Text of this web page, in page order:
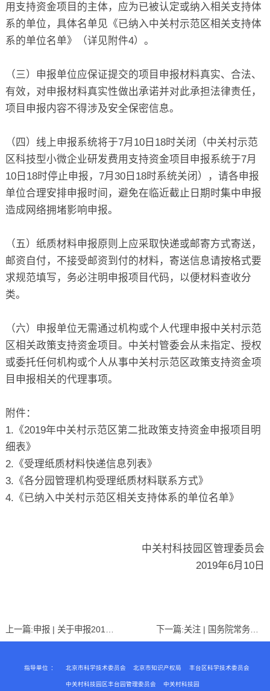
用支持资金项目的主体，应为已被认定或纳入相关支持体
系的单位，具体名单见《已纳入中关村示范区相关支持体
系的单位名单》（详见附件4）。
（三）申报单位应保证提交的项目申报材料真实、合法、
有效，对申报材料真实性做出承诺并对此承担法律责任，
项目申报内容不得涉及安全保密信息。
（四）线上申报系统将于7月10日18时关闭（中关村示范
区科技型小微企业研发费用支持资金项目申报系统于7月
10日18时停止申报，7月30日18时系统关闭），请各申报
单位合理安排申报时间，避免在临近截止日期时集中申报
造成网络拥堵影响申报。
（五）纸质材料申报原则上应采取快递或邮寄方式寄送，
邮资自付，不接受邮资到付的材料，寄送信息请按格式要
求规范填写，务必注明申报项目代码，以便材料查收分
类。
（六）申报单位无需通过机构或个人代理申报中关村示范
区相关政策支持资金项目。中关村管委会从未指定、授权
或委托任何机构或个人从事中关村示范区政策支持资金项
目申报相关的代理事项。
附件：
1.《2019年中关村示范区第二批政策支持资金申报项目明
细表》
2.《受理纸质材料快递信息列表》
3.《各分园管理机构受理纸质材料联系方式》
4.《已纳入中关村示范区相关支持体系的单位名单》
中关村科技园区管理委员会
2019年6月10日
上一篇: 下一篇: 关注 | 国务院常务会议召开，确定把大众创业万众创新引向深入的五项措施
指导单位 ： 北京市科学技术委员会 北京市知识产权局 丰台区科学技术委员会
中关村科技园区丰台园管理委员会 中关村科技园